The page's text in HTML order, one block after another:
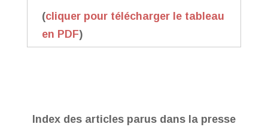
(cliquer pour télécharger le tableau
en PDF)
Index des articles parus dans la presse